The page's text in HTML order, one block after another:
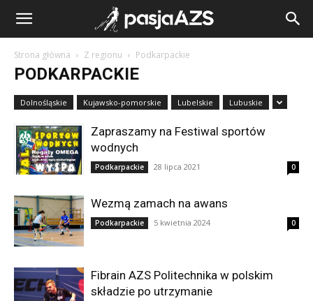
Strona główna Z regionu Podkarpackie
PODKARPACKIE
Dolnośląskie Kujawsko-pomorskie Lubelskie Lubuskie
Zapraszamy na Festiwal sportów
wodnych
Podkarpackie 28 lipca 2021 0
Wezmą zamach na awans
Podkarpackie 5 kwietnia 2024 0
Fibrain AZS Politechnika w polskim
składzie po utrzymanie